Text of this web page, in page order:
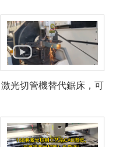
激光切管機替代鋸床，可
打孔開槽切弧度切45度角